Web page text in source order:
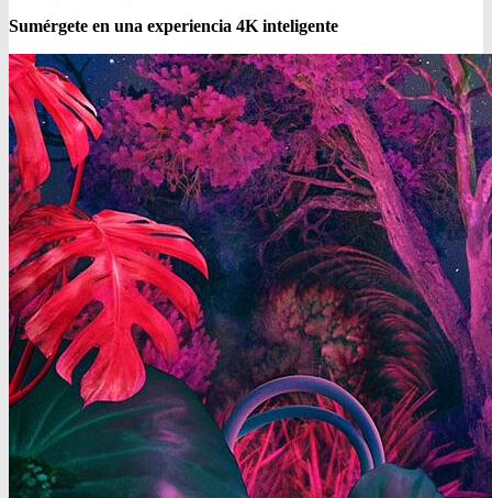
Sumérgete en una experiencia 4K inteligente